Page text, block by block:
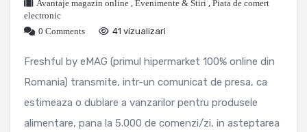
Avantaje magazin online , Evenimente & Stiri , Piata de comert
electronic
0 Comments
41 vizualizari
Freshful by eMAG (primul hipermarket 100% online din
Romania) transmite, intr-un comunicat de presa, ca
estimeaza o dublare a vanzarilor pentru produsele
alimentare, pana la 5.000 de comenzi/zi, in asteptarea